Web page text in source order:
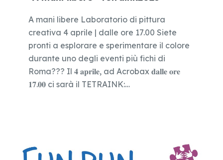
A mani libere Laboratorio di pittura
creativa 4 aprile | dalle ore 17.00 Siete
pronti a esplorare e sperimentare il colore
durante uno degli eventi più fichi di
Roma??? Il 𝟒 𝐚𝐩𝐫𝐢𝐥𝐞, ad Acrobax 𝐝𝐚𝐥𝐥𝐞 𝐨𝐫𝐞
𝟏𝟕.𝟎𝟎 ci sarà il TETRAINK:…